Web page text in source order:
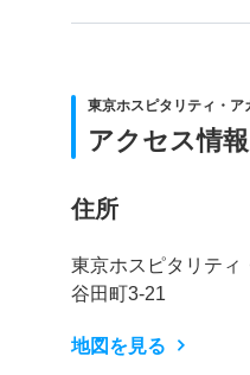
東京ホスピタリティ・ア
アクセス情報
住所
東京ホスピタリティ
谷田町3-21
地図を見る